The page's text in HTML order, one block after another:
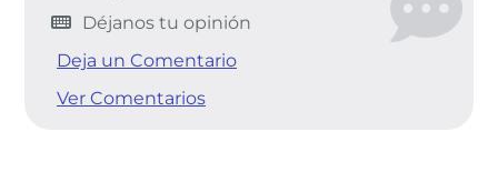
Déjanos tu opinión
Deja un Comentario
Ver Comentarios